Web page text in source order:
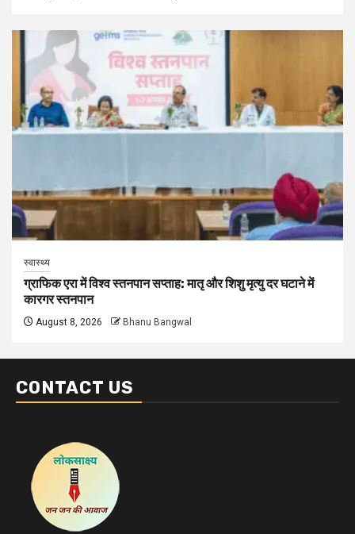
स्वास्थ्य
ग्राफिक एरा में विश्व स्तनपान सप्ताह: मातृ और शिशु मृत्यु दर घटाने में
कारगर स्तनपान
August 8, 2026 Bhanu Bangwal
CONTACT US